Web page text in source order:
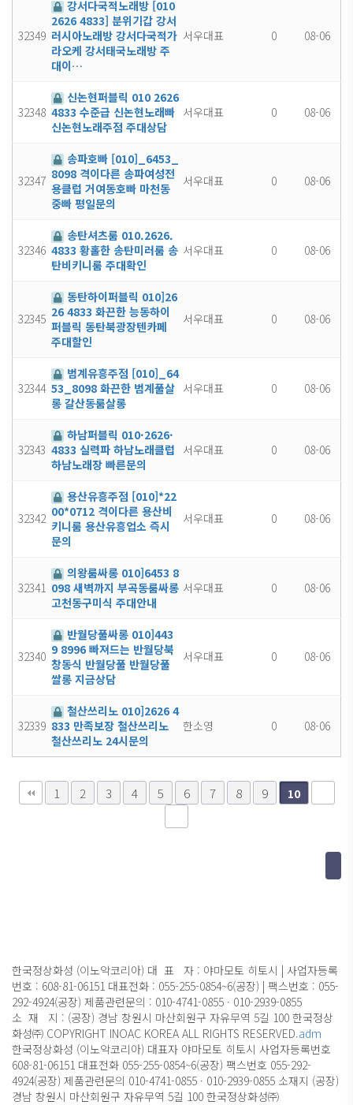
32349
강서다국적노래방 [010
2626 4833] 분위기갑 강서
러시아노래방 강서다국적가
라오케 강서태국노래방 주
대이…
서우대표 0 08-06
32348
신논현퍼블릭 010 2626
4833 수준급 신논현노래빠
신논현노래주점 주대상담
서우대표 0 08-06
32347
송파호빠 [010]_6453_
8098 격이다른 송파여성전
용클럽 거여동호빠 마천동
중빠 평일문의
서우대표 0 08-06
32346
송탄셔츠룸 010.2626.
4833 황홀한 송탄미러룸 송
탄비키니룸 주대확인
서우대표 0 08-06
32345
동탄하이퍼블릭 010]26
26 4833 화끈한 능동하이
퍼블릭 동탄북광장텐카페
주대할인
서우대표 0 08-06
32344
범계유흥주점 [010]_64
53_8098 화끈한 범계풀살
롱 갈산동룸살롱
서우대표 0 08-06
32343
하남퍼블릭 010·2626·
4833 실력파 하남노래클럽
하남노래장 빠른문의
서우대표 0 08-06
32342
용산유흥주점 [010]*22
00*0712 격이다른 용산비
키니룸 용산유흥업소 즉시
문의
서우대표 0 08-06
32341
의왕룸싸롱 010]6453 8
098 새벽까지 부곡동룸싸롱
고천동구미식 주대안내
서우대표 0 08-06
32340
반월당풀싸롱 010]443
9 8996 빠져드는 반월당북
창동식 반월당풀 반월당풀
쌀롱 지금상담
서우대표 0 08-06
32339
철산쓰리노 010]2626 4
833 만족보장 철산쓰리노
철산쓰리노 24시문의
한소영 0 08-06
1 2 3 4 5 6 7 8 9 10
한국정상화성 (이노악코리아) 대 표 자 : 야마모토 히토시 | 사업자등록
번호 : 608-81-06151 대표전화 : 055-255-0854~6(공장) | 팩스번호 : 055-
292-4924(공장) 제품관련문의 : 010-4741-0855 · 010-2939-0855
소 재 지 : (공장) 경남 창원시 마산회원구 자유무역 5길 100 한국정상
화성㈜ COPYRIGHT INOAC KOREA ALL RIGHTS RESERVED.adm
한국정상화성 (이노악코리아) 대표자 야마모토 히토시 사업자등록번호
608-81-06151 대표전화 055-255-0854~6(공장) 팩스번호 055-292-
4924(공장) 제품관련문의 010-4741-0855 · 010-2939-0855 소재지 (공장)
경남 창원시 마산회원구 자유무역 5길 100 한국정상화성㈜